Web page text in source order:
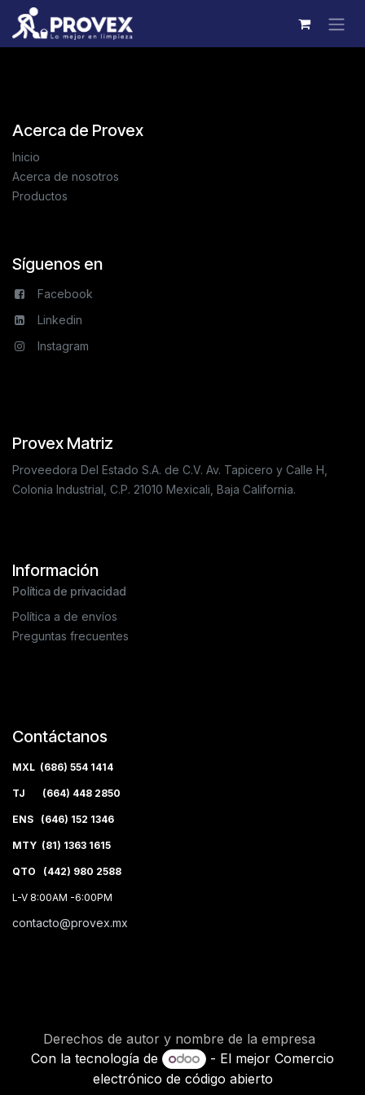
Ir al contenido
Acerca de Provex
Inicio
Acerca de nosotros
Productos
Síguenos en
Facebook
Linkedin
Instagram
Provex Matriz
Proveedora Del Estado S.A. de C.V. Av. Tapicero y Calle H,
Colonia Industrial, C.P. 21010 Mexicali, Baja California.
Información
Política de privacidad
Política a de envíos
Preguntas frecuentes
Contáctanos
MXL (686) 554 1414
TJ (664) 448 2850
ENS (646) 152 1346
MTY (81) 1363 1615
QTO (442) 980 2588
L-V 8:00AM -6:00PM
contacto@provex.mx
Derechos de autor y nombre de la empresa
Con la tecnología de
- El mejorComercio
electrónico de código abierto